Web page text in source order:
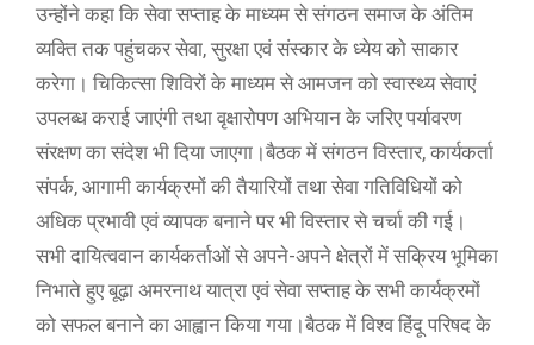
उन्होंने कहा कि सेवा सप्ताह के माध्यम से संगठन समाज के अंतिम
व्यक्ति तक पहुंचकर सेवा, सुरक्षा एवं संस्कार के ध्येय को साकार
करेगा। चिकित्सा शिविरों के माध्यम से आमजन को स्वास्थ्य सेवाएं
उपलब्ध कराई जाएंगी तथा वृक्षारोपण अभियान के जरिए पर्यावरण
संरक्षण का संदेश भी दिया जाएगा।बैठक में संगठन विस्तार, कार्यकर्ता
संपर्क, आगामी कार्यक्रमों की तैयारियों तथा सेवा गतिविधियों को
अधिक प्रभावी एवं व्यापक बनाने पर भी विस्तार से चर्चा की गई।
सभी दायित्ववान कार्यकर्ताओं से अपने-अपने क्षेत्रों में सक्रिय भूमिका
निभाते हुए बूढ़ा अमरनाथ यात्रा एवं सेवा सप्ताह के सभी कार्यक्रमों
को सफल बनाने का आह्वान किया गया।बैठक में विश्व हिंदू परिषद के